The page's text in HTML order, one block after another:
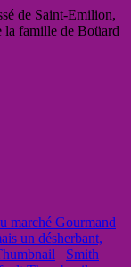
de Saint-Emilion,
la famille de Boüard
marché Gourmand
un désherbant,
Smith